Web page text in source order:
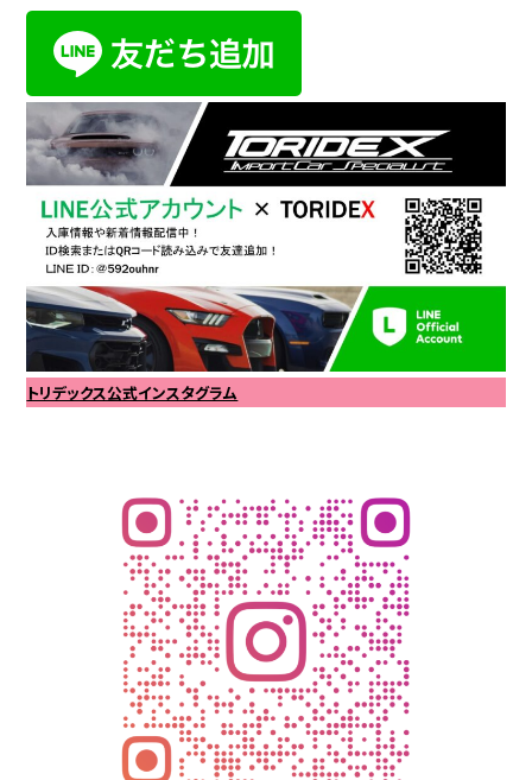
トリデックス公式インスタグラム